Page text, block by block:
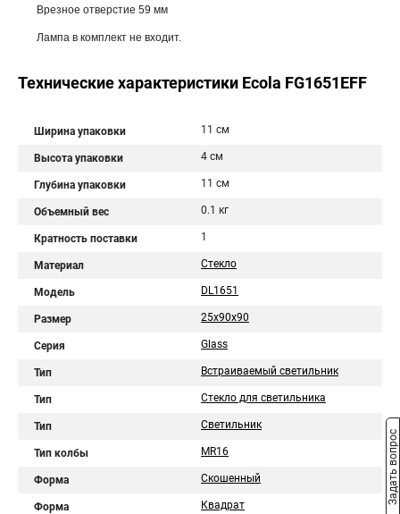
Врезное отверстие 59 мм
Лампа в комплект не входит.
Технические характеристики Ecola FG1651EFF
Ширина упаковки 11 см
Высота упаковки 4 см
Глубина упаковки 11 см
Объемный вес 0.1 кг
Кратность поставки 1
Материал Стекло
Модель DL1651
Размер 25x90x90
Серия Glass
Тип Встраиваемый светильник
Тип Стекло для светильника
Тип Светильник
Тип колбы MR16
Форма Скошенный
Форма Квадрат Задать вопрос